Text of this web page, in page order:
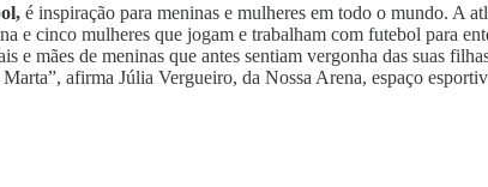
é inspiração para meninas e mulheres em todo o mundo. A
e cinco mulheres que jogam e trabalham com futebol para
e mães de meninas que antes sentiam vergonha das suas
afirma Júlia Vergueiro, da Nossa Arena, espaço